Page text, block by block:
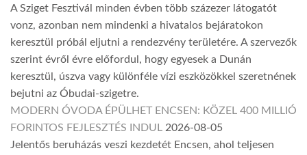
A Sziget Fesztivál minden évben több százezer látogatót
vonz, azonban nem mindenki a hivatalos bejáratokon
keresztül próbál eljutni a rendezvény területére. A szervezők
szerint évről évre előfordul, hogy egyesek a Dunán
keresztül, úszva vagy különféle vízi eszközökkel szeretnének
bejutni az Óbudai-szigetre.
MODERN ÓVODA ÉPÜLHET ENCSEN: KÖZEL 400 MILLIÓ
FORINTOS FEJLESZTÉS INDUL 2026-08-05
Jelentős beruházás veszi kezdetét Encsen, ahol teljesen